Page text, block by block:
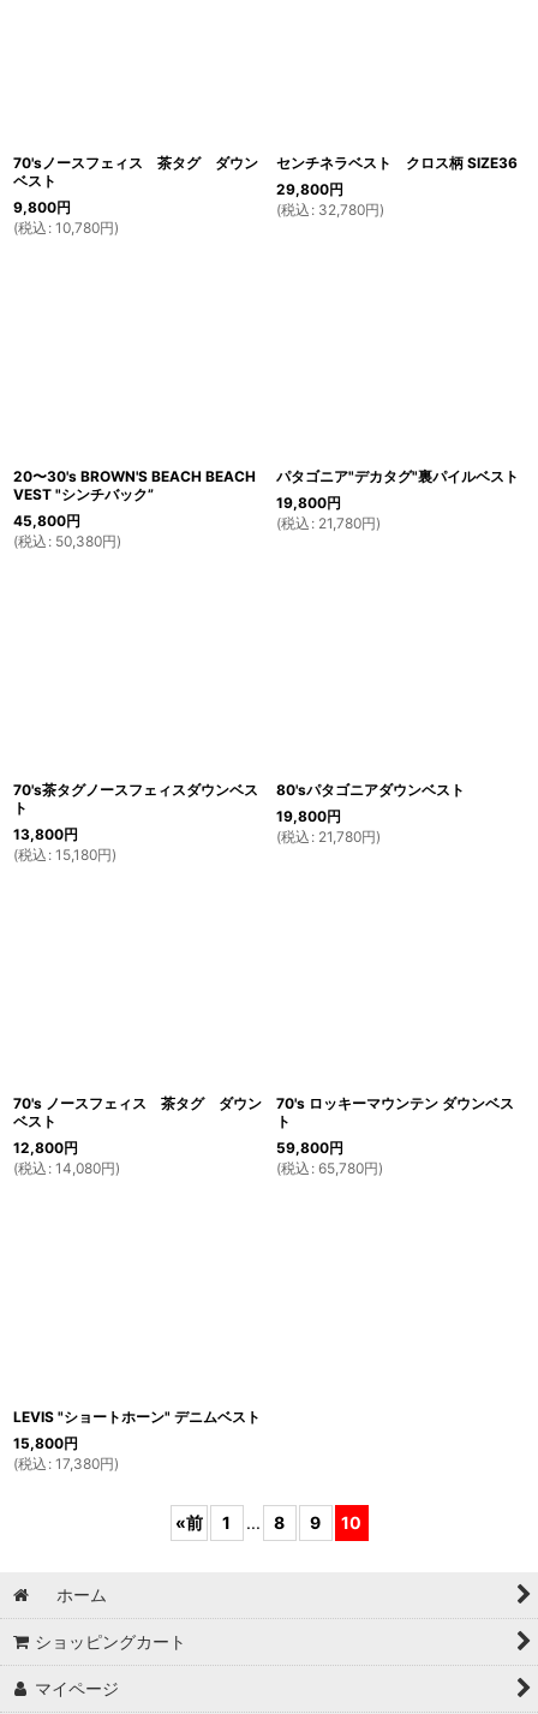
70'sノースフェィス 茶タグ ダウン
ベスト
9,800円
(税込 : 10,780円)
センチネラベスト クロス柄 SIZE36
29,800円
(税込 : 32,780円)
20〜30's BROWN'S BEACH BEACH
VEST "シンチバック”
45,800円
(税込 : 50,380円)
パタゴニア"デカタグ"裏パイルベスト
19,800円
(税込 : 21,780円)
70's茶タグノースフェィスダウンベス
ト
13,800円
(税込 : 15,180円)
80'sパタゴニアダウンベスト
19,800円
(税込 : 21,780円)
70's ノースフェィス 茶タグ ダウン
ベスト
12,800円
(税込 : 14,080円)
70's ロッキーマウンテン ダウンベス
ト
59,800円
(税込 : 65,780円)
LEVIS "ショートホーン" デニムベスト
15,800円
(税込 : 17,380円)
«前 1 ... 8 9 10
ホーム
ショッピングカート
マイページ